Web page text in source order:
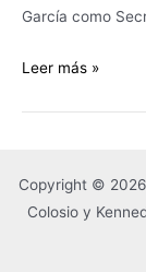
García como
Leer más »
Copyright © 2026
Colosio y